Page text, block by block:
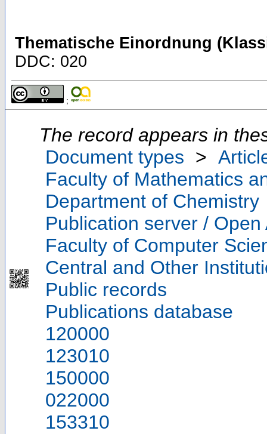
Thematische Einordnung
DDC: 020
;
The record appears in
Document types >
Faculty of Mathematics
Department of Chemistry
Publication server / Open
Faculty of Computer
Central and Other
Public records
Publications database
120000
123010
150000
022000
153310